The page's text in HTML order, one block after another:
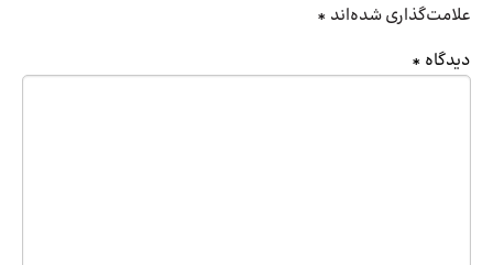
علامت‌گذاری شده‌اند *
دیدگاه *